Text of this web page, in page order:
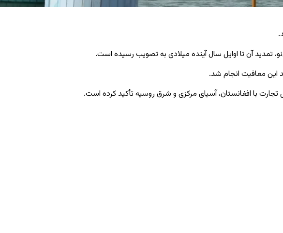
آن تا اوایل سال آینده میلادی به تصویب رسیده است.
این معافیت انجام شد.
با افغانستان، آسیای مرکزی و شرق روسیه تأکید کرده است.